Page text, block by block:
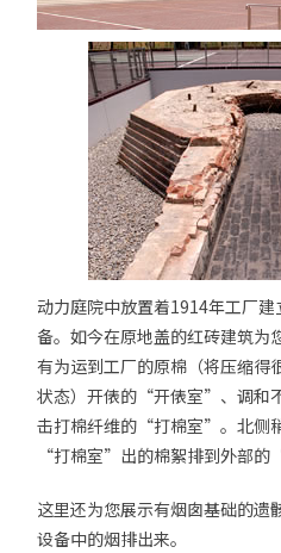
动力庭院中放置着1914年工厂
备。如今在原地盖的红砖建筑为
有为运到工厂的原棉（将压缩得
状态）开俵的“开俵室”、调和
击打棉纤维的“打棉室”。北侧
“打棉室”出的棉絮排到外部的
这里还为您展示有烟囱基础的遗
设备中的烟排出来。